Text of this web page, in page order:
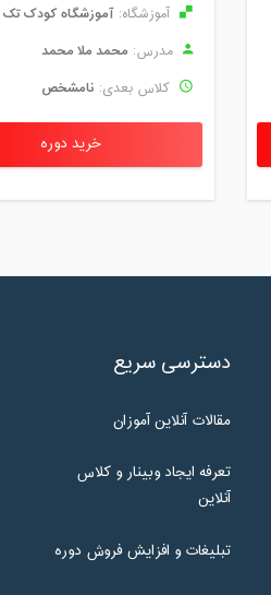
آموزشگاه: آموزشگاه کودک تک
مدرس: محمد ملا محمد
کلاس بعدی: نامشخص
خرید دوره
دسترسی سریع
مقالات آنلاین آموزان
تعرفه ایجاد وبینار و کلاس
آنلاین
تبلیغات و افزایش فروش دوره